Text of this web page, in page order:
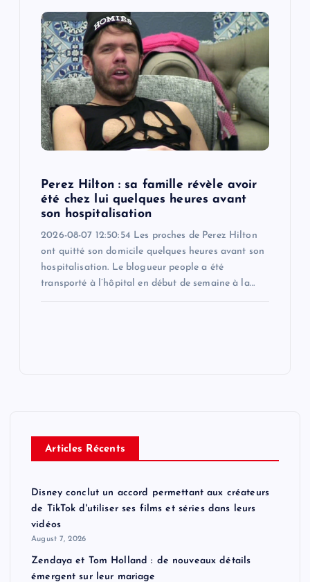
Perez Hilton : sa famille révèle avoir
été chez lui quelques heures avant
son hospitalisation
2026-08-07 12:50:54 Les proches de Perez Hilton
ont quitté son domicile quelques heures avant son
hospitalisation. Le blogueur people a été
transporté à l’hôpital en début de semaine à la…
Articles Récents
Disney conclut un accord permettant aux créateurs
de TikTok d'utiliser ses films et séries dans leurs
vidéos
August 7, 2026
Zendaya et Tom Holland : de nouveaux détails
émergent sur leur mariage